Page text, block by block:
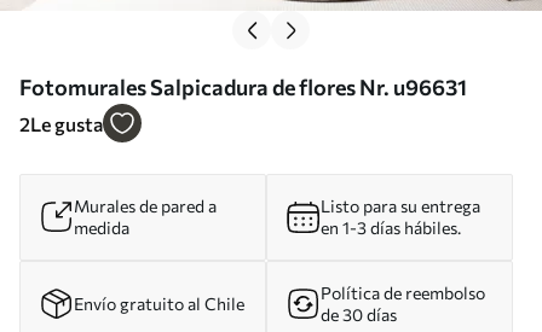
Fotomurales Salpicadura de flores Nr. u96631
2Le gusta
Murales de pared a
medida
Listo para su entrega
en 1-3 días hábiles.
Envío gratuito al Chile
Política de reembolso
de 30 días